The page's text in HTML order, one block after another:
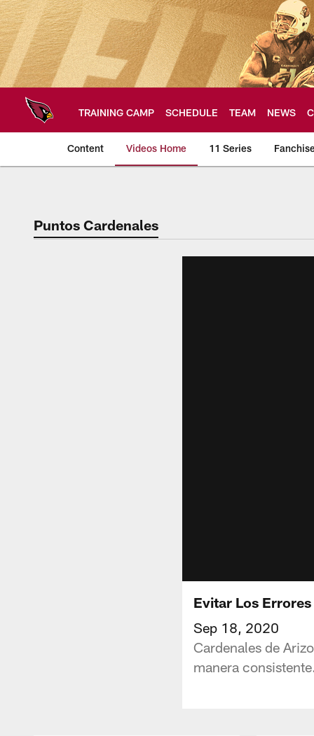
Skip
to
main
content
TRAINING CAMP SCHEDULE TEAM NEWS
Content Videos Home 11 Series
Arizona Cardinals
Puntos Cardenales
Evitar Los
Sep 18, 2020
Cardenales de
manera consistente.